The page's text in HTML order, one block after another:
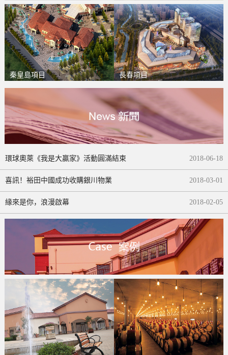
秦皇島項目 長春項目
環球奧萊《我是大贏家》活動圓滿結束 2018-06-18
喜訊！裕田中國成功收購銀川物業 2018-03-01
緣來是你，浪漫啟幕 2018-02-05